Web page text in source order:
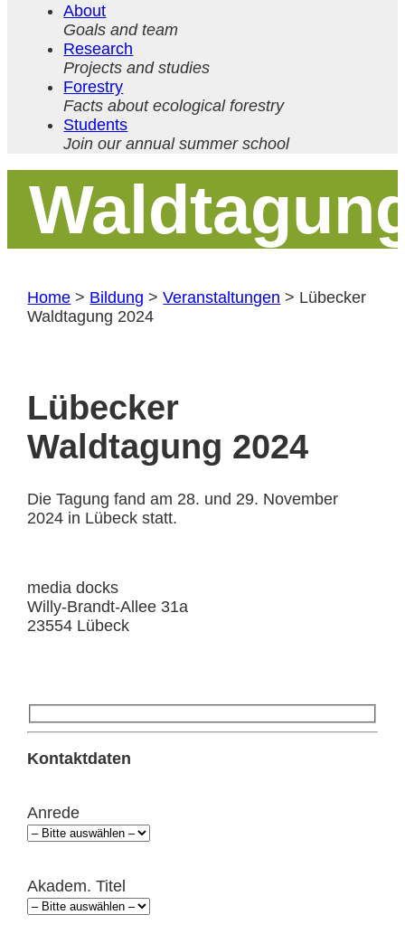
About
Goals and team
Research
Projects and studies
Forestry
Facts about ecological forestry
Students
Join our annual summer school
Home > Bildung >Veranstaltungen > Lübecker
Waldtagung 2024
Lübecker
Waldtagung 2024
Die Tagung fand am 28. und 29. November
2024 in Lübeck statt.
media docks
Willy-Brandt-Allee 31a
23554 Lübeck
Kontaktdaten
Anrede
Akadem. Titel